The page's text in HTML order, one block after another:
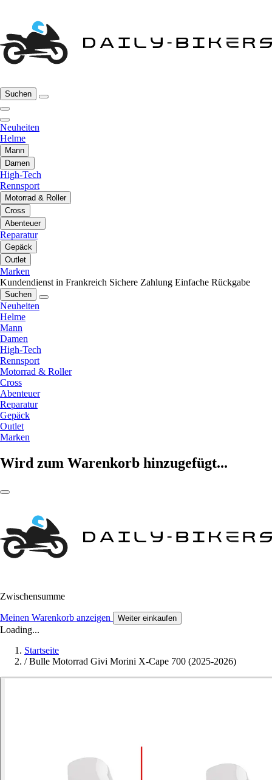
Suchen
Neuheiten
Helme
Mann
Damen
High-Tech
Rennsport
Motorrad & Roller
Cross
Abenteuer
Reparatur
Gepäck
Outlet
Marken
Kundendienst in Frankreich Sichere Zahlung Einfache Rückgabe
Suchen
Neuheiten
Helme
Mann
Damen
High-Tech
Rennsport
Motorrad & Roller
Cross
Abenteuer
Reparatur
Gepäck
Outlet
Marken
Wird zum Warenkorb hinzugefügt...
Zwischensumme
Meinen Warenkorb anzeigen Weiter einkaufen
Loading...
Startseite
/ Bulle Motorrad Givi Morini X-Cape 700 (2025-2026)